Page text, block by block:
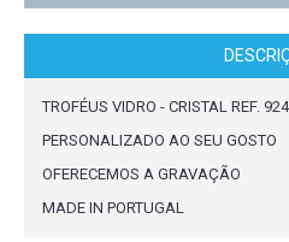
TROFÉUS VIDRO - CRISTAL REF.
PERSONALIZADO AO SEU GOSTO
OFERECEMOS A GRAVAÇÃO
MADE IN PORTUGAL